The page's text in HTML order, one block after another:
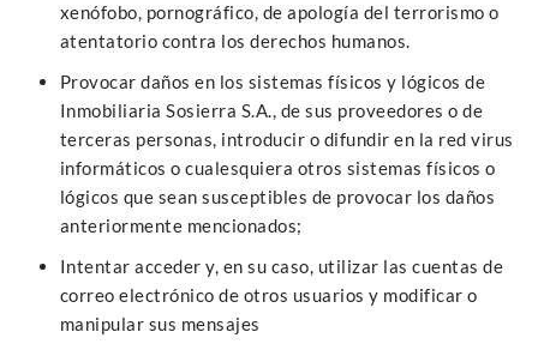
xenófobo, pornográfico, de apología del terrorismo o
atentatorio contra los derechos humanos.
Provocar daños en los sistemas físicos y lógicos de
Inmobiliaria Sosierra S.A., de sus proveedores o de
terceras personas, introducir o difundir en la red virus
informáticos o cualesquiera otros sistemas físicos o
lógicos que sean susceptibles de provocar los daños
anteriormente mencionados;
Intentar acceder y, en su caso, utilizar las cuentas de
correo electrónico de otros usuarios y modificar o
manipular sus mensajes